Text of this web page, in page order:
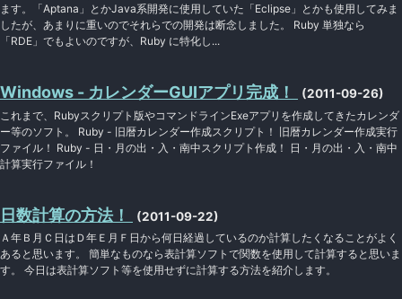
ます。「Aptana」とかJava系開発に使用していた「Eclipse」とかも使用してみま
したが、あまりに重いのでそれらでの開発は断念しました。 Ruby 単独なら
「RDE」でもよいのですが、Ruby に特化し...
Windows - カレンダーGUIアプリ完成！ (2011-09-26)
これまで、Rubyスクリプト版やコマンドラインExeアプリを作成してきたカレンダ
ー等のソフト。 Ruby - 旧暦カレンダー作成スクリプト！ 旧暦カレンダー作成実行
ファイル！ Ruby - 日・月の出・入・南中スクリプト作成！ 日・月の出・入・南中
計算実行ファイル！
日数計算の方法！ (2011-09-22)
Ａ年Ｂ月Ｃ日はＤ年Ｅ月Ｆ日から何日経過しているのか計算したくなることがよく
あると思います。 簡単なものなら表計算ソフトで関数を使用して計算すると思いま
す。 今日は表計算ソフト等を使用せずに計算する方法を紹介します。